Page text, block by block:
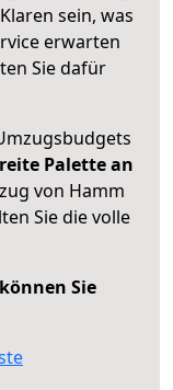
sein, was
erwarten
Sie dafür
Palette an
von Hamm
Sie die volle
Sie